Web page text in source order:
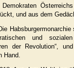
Demokraten
und aus dem
und
der Revolution“,
Hand.